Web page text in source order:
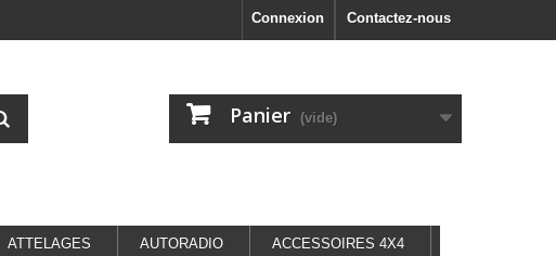
Contactez-nous
Connexion
Panier (vide)
ATTELAGES AUTORADIO ACCESSOIRES 4X4